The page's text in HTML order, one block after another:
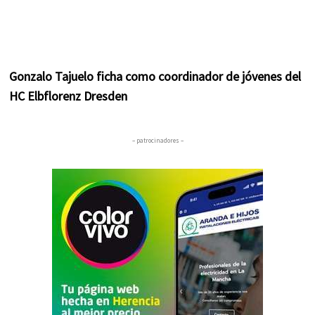
Gonzalo Tajuelo ficha como coordinador de jóvenes del
HC Elbflorenz Dresden
– patrocinadores –